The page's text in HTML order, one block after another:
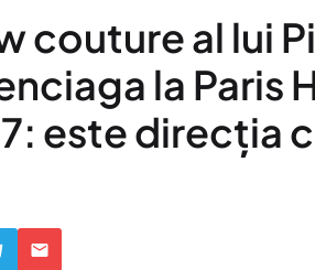
couture al lui
la Paris
este direcția